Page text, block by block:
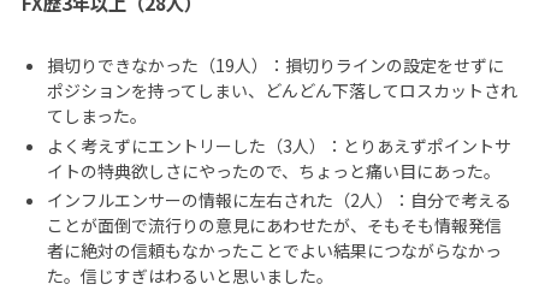
損切りできなかった（19人）：損切りラインの設定をせずに
ポジションを持ってしまい、どんどん下落してロスカットされ
てしまった。
よく考えずにエントリーした（3人）：とりあえずポイントサ
イトの特典欲しさにやったので、ちょっと痛い目にあった。
インフルエンサーの情報に左右された（2人）：自分で考える
ことが面倒で流行りの意見にあわせたが、そもそも情報発信
者に絶対の信頼もなかったことでよい結果につながらなかっ
た。信じすぎはわるいと思いました。